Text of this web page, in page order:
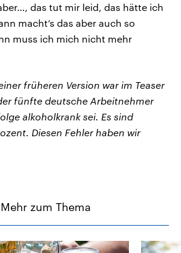
das tut mir leid, das hätte ich
macht’s das aber auch so
muss ich mich nicht mehr
früheren Version war im Teaser
fünfte deutsche Arbeitnehmer
alkoholkrank sei. Es sind
Diesen Fehler haben wir
Mehr zum Thema